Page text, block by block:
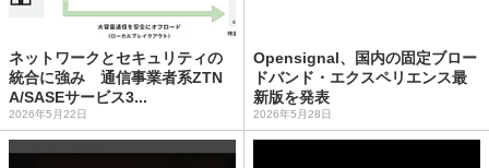
ネットワークとセキュリティの
統合に強み 通信事業者系ZTN
A/SASEサービス3...
2026年5月22日
Opensignal、国内の固定ブロー
ドバンド・エクスペリエンス最
新版を発表
2026年5月28日